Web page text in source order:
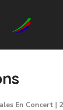
En Concert |